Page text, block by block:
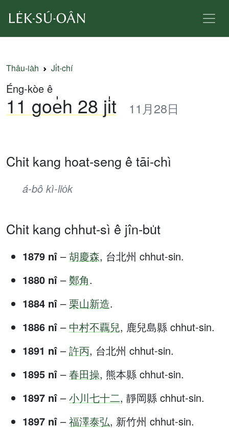
Thâu-ia̍h Ji̍t-chí
Éng-kòe ê
11 goe̍h 28 ji̍t 11月28日
Chit kang hoat-seng ê tāi-chì
á-bô kì-lio̍k
Chit kang chhut-sì ê jîn-bu̍t
1879 nî – 胡慶森, 台北州 chhut-sin.
1880 nî – 鄭角.
1884 nî – 栗山新造.
1886 nî – 中村不覊兒, 鹿兒島縣 chhut-sin.
1891 nî – 許丙, 台北州 chhut-sin.
1895 nî – 春田操, 熊本縣 chhut-sin.
1897 nî – 小川七十二, 靜岡縣 chhut-sin.
1897 nî – 福澤泰弘, 新竹州 chhut-sin.